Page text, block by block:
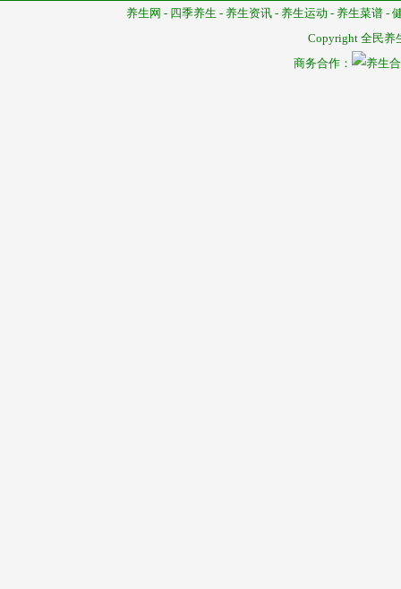
养生网 - 四季养生 - 养生资讯 - 养生运动 - 养生菜谱 -
Copyright 全民养
商务合作：